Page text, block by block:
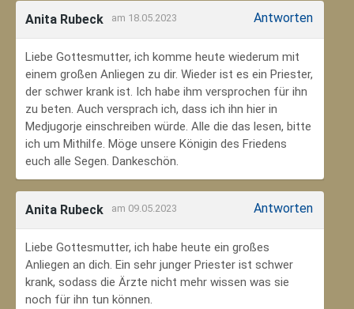
Anita Rubeck am 18.05.2023 Antworten
Liebe Gottesmutter, ich komme heute wiederum mit
einem großen Anliegen zu dir. Wieder ist es ein Priester,
der schwer krank ist. Ich habe ihm versprochen für ihn
zu beten. Auch versprach ich, dass ich ihn hier in
Medjugorje einschreiben würde. Alle die das lesen, bitte
ich um Mithilfe. Möge unsere Königin des Friedens
euch alle Segen. Dankeschön.
Anita Rubeck am 09.05.2023 Antworten
Liebe Gottesmutter, ich habe heute ein großes
Anliegen an dich. Ein sehr junger Priester ist schwer
krank, sodass die Ärzte nicht mehr wissen was sie
noch für ihn tun können.